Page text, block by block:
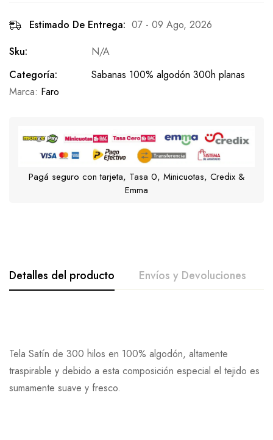
Estimado De Entrega: 07 - 09 Ago, 2026
Sku:
N/A
Categoría:
Sabanas 100% algodón 300h planas
Marca: Faro
Pagá seguro con tarjeta, Tasa 0, Minicuotas, Credix &
Emma
Detalles del producto Envíos y Devoluciones
Tela Satín de 300 hilos en 100% algodón, altamente
traspirable y debido a esta composición especial el tejido es
sumamente suave y fresco.